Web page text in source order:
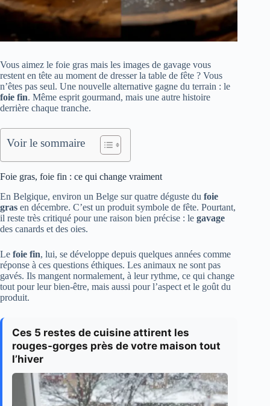
Vous aimez le foie gras mais les images de gavage vous
restent en tête au moment de dresser la table de fête ? Vous
n’êtes pas seul. Une nouvelle alternative gagne du terrain : le
foie fin. Même esprit gourmand, mais une autre histoire
derrière chaque tranche.
Voir le sommaire
Foie gras, foie fin : ce qui change vraiment
En Belgique, environ un Belge sur quatre déguste du foie
gras en décembre. C’est un produit symbole de fête. Pourtant,
il reste très critiqué pour une raison bien précise : le gavage
des canards et des oies.
Le foie fin, lui, se développe depuis quelques années comme
réponse à ces questions éthiques. Les animaux ne sont pas
gavés. Ils mangent normalement, à leur rythme, ce qui change
tout pour leur bien-être, mais aussi pour l’aspect et le goût du
produit.
Ces 5 restes de cuisine attirent les
rouges-gorges près de votre maison tout
l’hiver